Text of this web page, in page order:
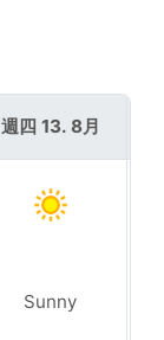
週四 13. 8月
Sunny